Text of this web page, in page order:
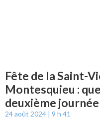
Fête de la Saint-
Montesquieu :
deuxième journée
24 août 2024 9 h 41